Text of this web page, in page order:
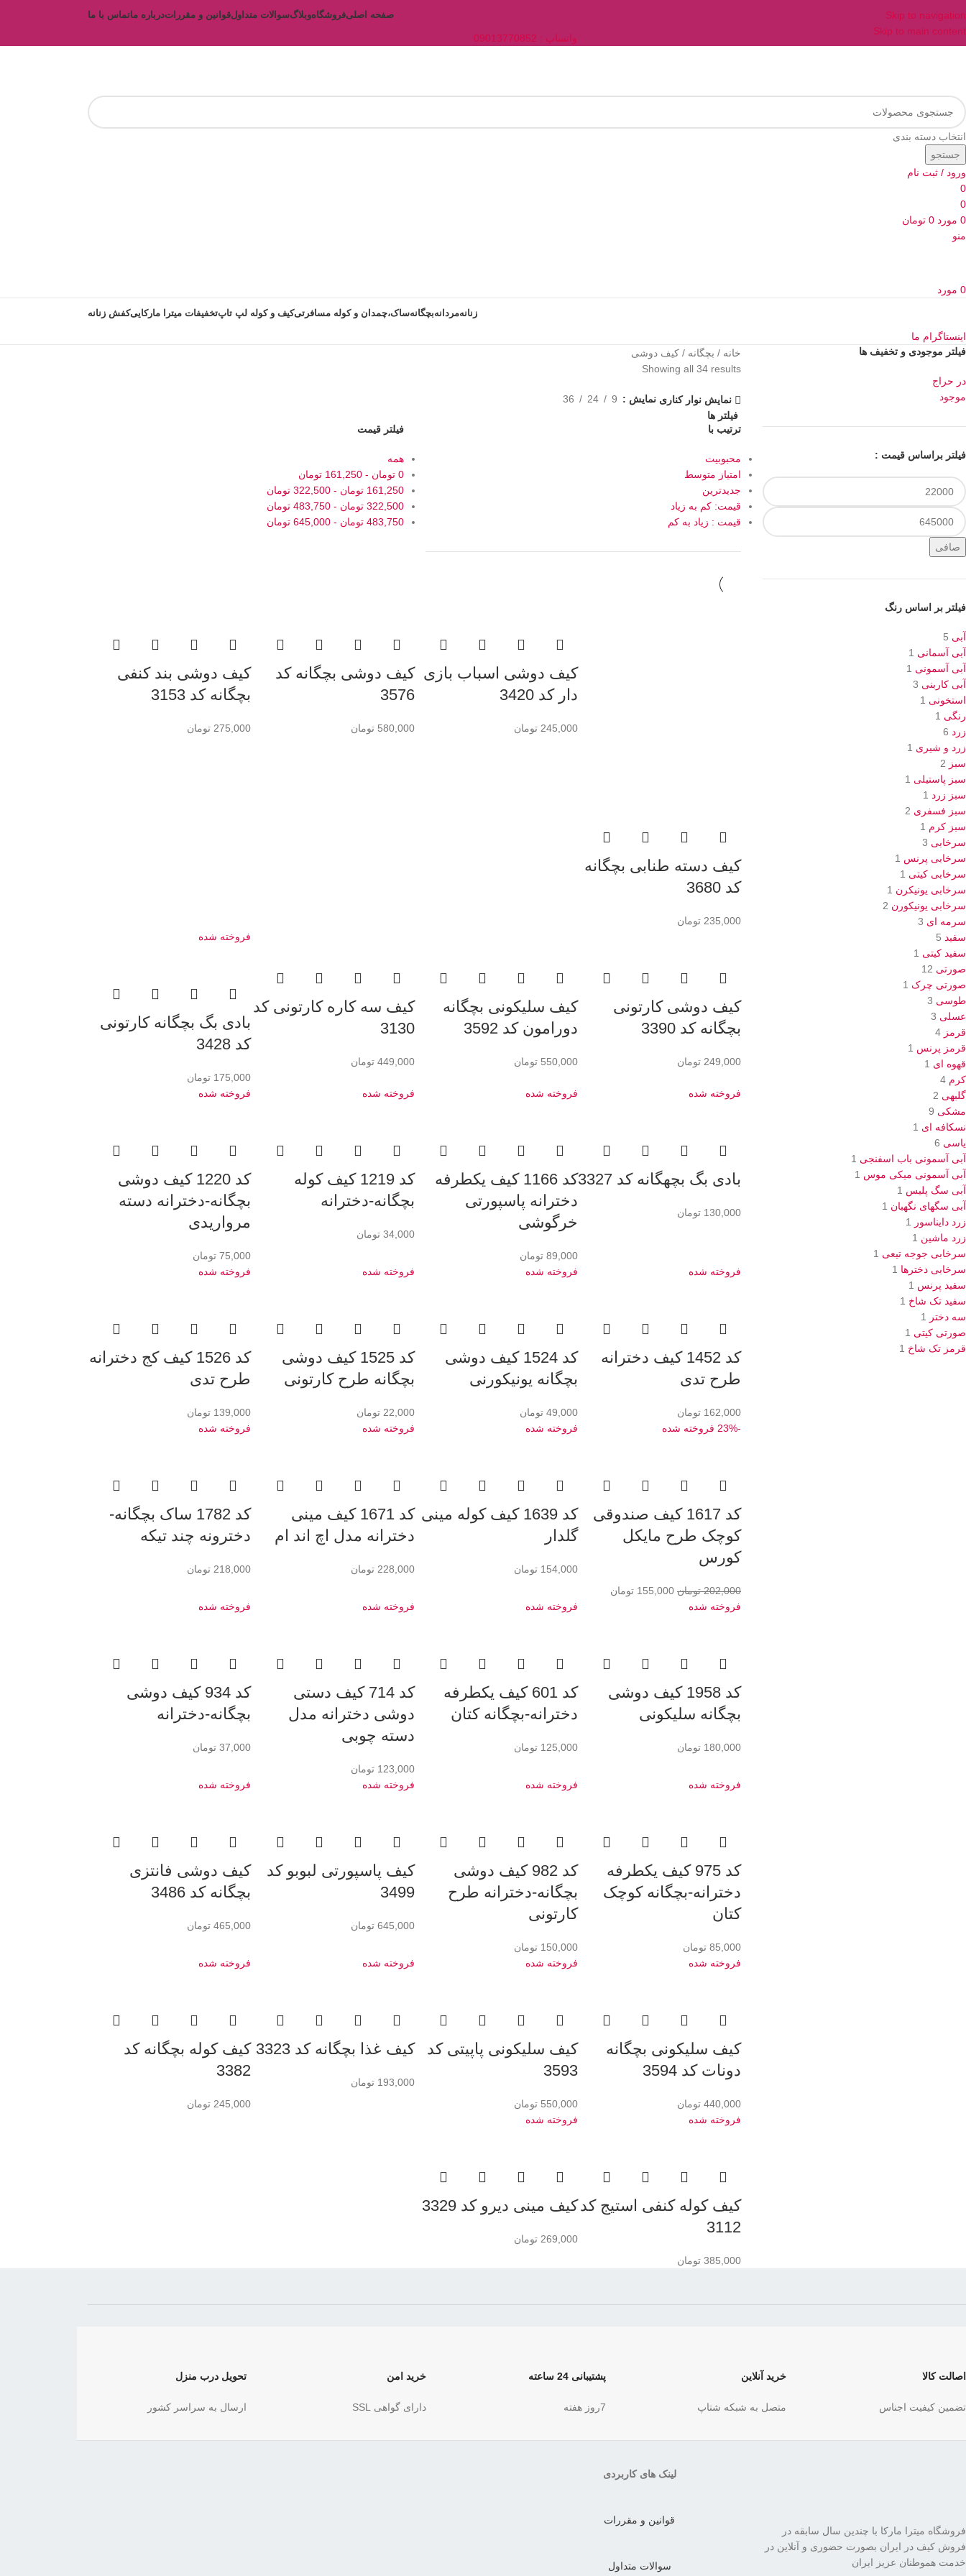
Skip to navigation
Skip to main content
صفحه اصلیفروشگاهوبلاگسوالات متداولقوانین و مقرراتدرباره ماتماس با ما
واتساپ : 09013770852
انتخاب دسته بندی
جستجو
ورود / ثبت نام
0
0
0 مورد 0 تومان
منو
0 مورد
زنانهمردانهبچگانهساک،چمدان و کوله مسافرتیکیف و کوله لپ تاپتخفیفات میترا مارکاییکفش زنانه
اینستاگرام ما
فیلتر موجودی و تخفیف ها
در حراج
موجود
فیلتر براساس قیمت :
صافی
فیلتر بر اساس رنگ
آبی 5
آبی آسمانی 1
آبی آسمونی 1
آبی کاربنی 3
استخونی 1
رنگی 1
زرد 6
زرد و شیری 1
سبز 2
سبز پاستیلی 1
سبز زرد 1
سبز فسفری 2
سبز کرم 1
سرخابی 3
سرخابی پرنس 1
سرخابی کیتی 1
سرخابی یونیکرن 1
سرخابی یونیکورن 2
سرمه ای 3
سفید 5
سفید کیتی 1
صورتی 12
صورتی چرک 1
طوسی 3
عسلی 3
قرمز 4
قرمز پرنس 1
قهوه ای 1
کرم 4
گلبهی 2
مشکی 9
نسکافه ای 1
یاسی 6
آبی آسمونی باب اسفنجی 1
آبی آسمونی میکی موس 1
آبی سگ پلیس 1
آبی سگهای نگهبان 1
زرد دایناسور
1
زرد ماشین 1
سرخابی جوجه تیعی 1
سرخابی دخترها 1
سفید پرنس 1
سفید تک شاخ 1
سه دختر
1
صورتی کیتی 1
قرمز تک شاخ 1
خانه بچگانه
کیف دوشی
Showing all 34 results
نمایش نوار کناری نمایش 9
24
36
فیلتر ها
ترتیب با
محبوبیت
امتیاز متوسط
جدیدترین
قیمت: کم به زیاد
قیمت : زیاد به کم
فیلتر قیمت
همه
0 تومان -
161,250 تومان
161,250 تومان -
322,500 تومان
322,500 تومان -
483,750 تومان
483,750 تومان -
645,000 تومان
کیف دسته طنابی بچگانه
کد 3680
235,000 تومان
کیف دوشی اسباب بازی
دار کد 3420
245,000 تومان
کیف دوشی بچگانه کد
3576
580,000 تومان
کیف دوشی بند کنفی
بچگانه کد 3153
275,000 تومان
کیف دوشی کارتونی
بچگانه کد 3390
249,000 تومان
کیف سلیکونی بچگانه
دورامون کد 3592
550,000 تومان
کیف سه کاره کارتونی کد
3130
449,000 تومان
فروخته شده
بادی بگ بچگانه کارتونی
کد 3428
175,000 تومان
فروخته شده
بادی بگ بچهگانه کد 3327
130,000 تومان
فروخته شده
کد 1166 کیف یکطرفه
دخترانه پاسپورتی
خرگوشی
89,000 تومان
فروخته شده
کد 1219 کیف کوله
بچگانه-دخترانه
34,000 تومان
فروخته شده
کد 1220 کیف دوشی
بچگانه-دخترانه دسته
مرواریدی
75,000 تومان
فروخته شده
کد 1452 کیف دخترانه
طرح تدی
162,000 تومان
فروخته شده
کد 1524 کیف دوشی
بچگانه یونیکورنی
49,000 تومان
فروخته شده
کد 1525 کیف دوشی
بچگانه طرح کارتونی
22,000 تومان
فروخته شده
کد 1526 کیف کج دخترانه
طرح تدی
139,000 تومان
-23%
فروخته شده
کد 1617 کیف صندوقی
کوچک طرح مایکل
کورس
202,000 تومان 155,000 تومان
فروخته شده
کد 1639 کیف کوله مینی
گلدار
154,000 تومان
فروخته شده
کد 1671 کیف مینی
دخترانه مدل اچ اند ام
228,000 تومان
فروخته شده
کد 1782 ساک بچگانه-
دخترونه چند تیکه
218,000 تومان
فروخته شده
کد 1958 کیف دوشی
بچگانه سلیکونی
180,000 تومان
فروخته شده
کد 601 کیف یکطرفه
دخترانه-بچگانه کتان
125,000 تومان
فروخته شده
کد 714 کیف دستی
دوشی دخترانه مدل
دسته چوبی
123,000 تومان
فروخته شده
کد 934 کیف دوشی
بچگانه-دخترانه
37,000 تومان
فروخته شده
کد 975 کیف یکطرفه
دخترانه-بچگانه کوچک
کتان
85,000 تومان
فروخته شده
کد 982 کیف دوشی
بچگانه-دخترانه طرح
کارتونی
150,000 تومان
فروخته شده
کیف پاسپورتی لبوبو کد
3499
645,000 تومان
فروخته شده
کیف دوشی فانتزی
بچگانه کد 3486
465,000 تومان
فروخته شده
کیف سلیکونی بچگانه
دونات کد 3594
440,000 تومان
فروخته شده
کیف سلیکونی پاپیتی کد
3593
550,000 تومان
فروخته شده
کیف غذا بچگانه کد 3323
193,000 تومان
فروخته شده
کیف کوله بچگانه کد
3382
245,000 تومان
فروخته شده
کیف کوله کنفی استیج کد
3112
385,000 تومان
فروخته شده
کیف مینی دیرو کد 3329
269,000 تومان
اصالت کالا
تضمین کیفیت اجناس
خرید آنلاین
متصل به شبکه شتاپ
پشتیبانی 24 ساعته
7روز هفته
خرید امن
دارای گواهی SSL
تحویل درب منزل
ارسال به سراسر کشور
لینک های کاربردی
قوانین و مقررات
سوالات متداول
فروشگاه میترا مارکا با چندین سال سابقه در
فروش کیف در ایران بصورت حضوری و آنلاین در
خدمت هموطنان عزیز ایران